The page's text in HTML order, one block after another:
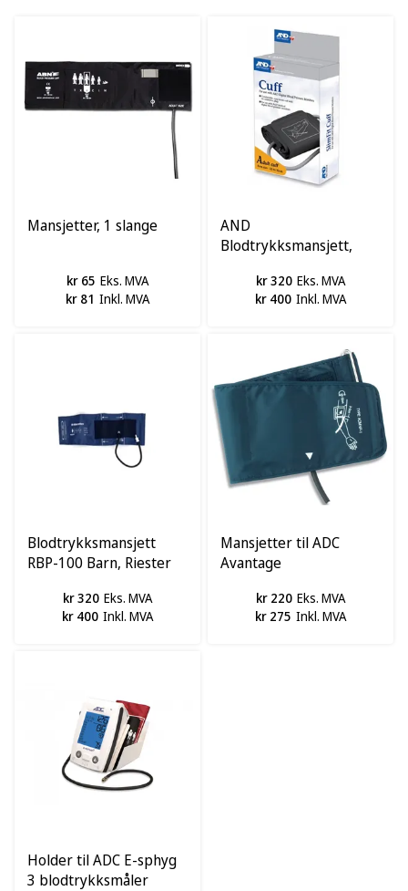
Mansjetter, 1 slange
kr 65 Eks. MVA
kr 81 Inkl. MVA
AND
Blodtrykksmansjett,
kr 320 Eks. MVA
kr 400 Inkl. MVA
Blodtrykksmansjett
RBP-100 Barn, Riester
kr 320 Eks. MVA
kr 400 Inkl. MVA
Mansjetter til ADC
Avantage
kr 220 Eks. MVA
kr 275 Inkl. MVA
Holder til ADC E-sphyg
3 blodtrykksmåler